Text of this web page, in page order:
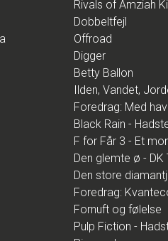
Rivals of Amziah
Dobbeltfejl
Offroad
Digger
Betty Ballon
Ilden, Vandet,
Foredrag: Med
Black Rain -
F for Får 3 - Et
Den glemte ø - DK
Den store
Foredrag:
Fornuft og følelse
Pulp Fiction -